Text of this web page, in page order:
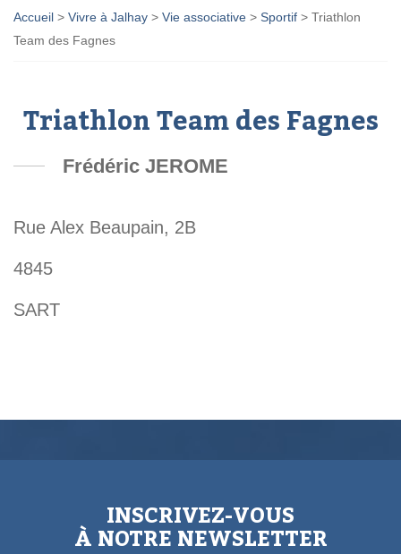
Accueil > Vivre à Jalhay > Vie associative > Sportif > Triathlon
Team des Fagnes
Triathlon Team des Fagnes
Frédéric JEROME
Rue Alex Beaupain, 2B
4845
SART
INSCRIVEZ-VOUS
À NOTRE NEWSLETTER